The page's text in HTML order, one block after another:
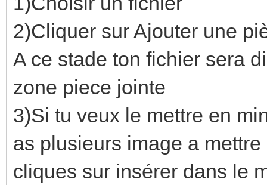
2)Cliquer sur Ajouter une
A ce stade ton fichier sera
zone piece jointe
3)Si tu veux le mettre en
as plusieurs image a
cliques sur insérer dans le